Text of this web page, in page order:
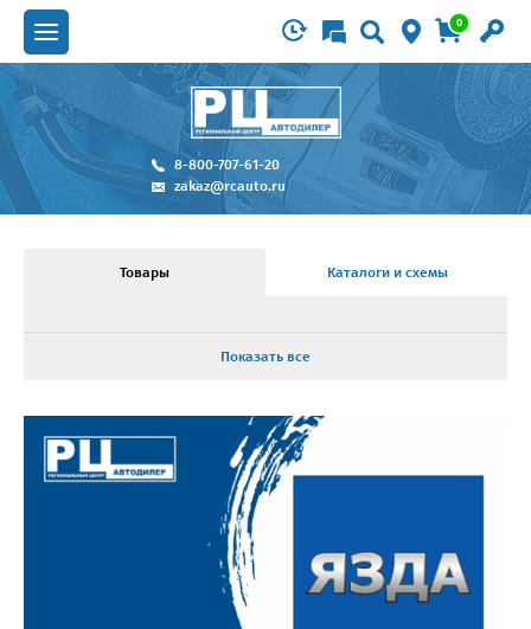
0
8-800-707-61-20
zakaz@rcauto.ru
Товары Каталоги и схемы
Показать все